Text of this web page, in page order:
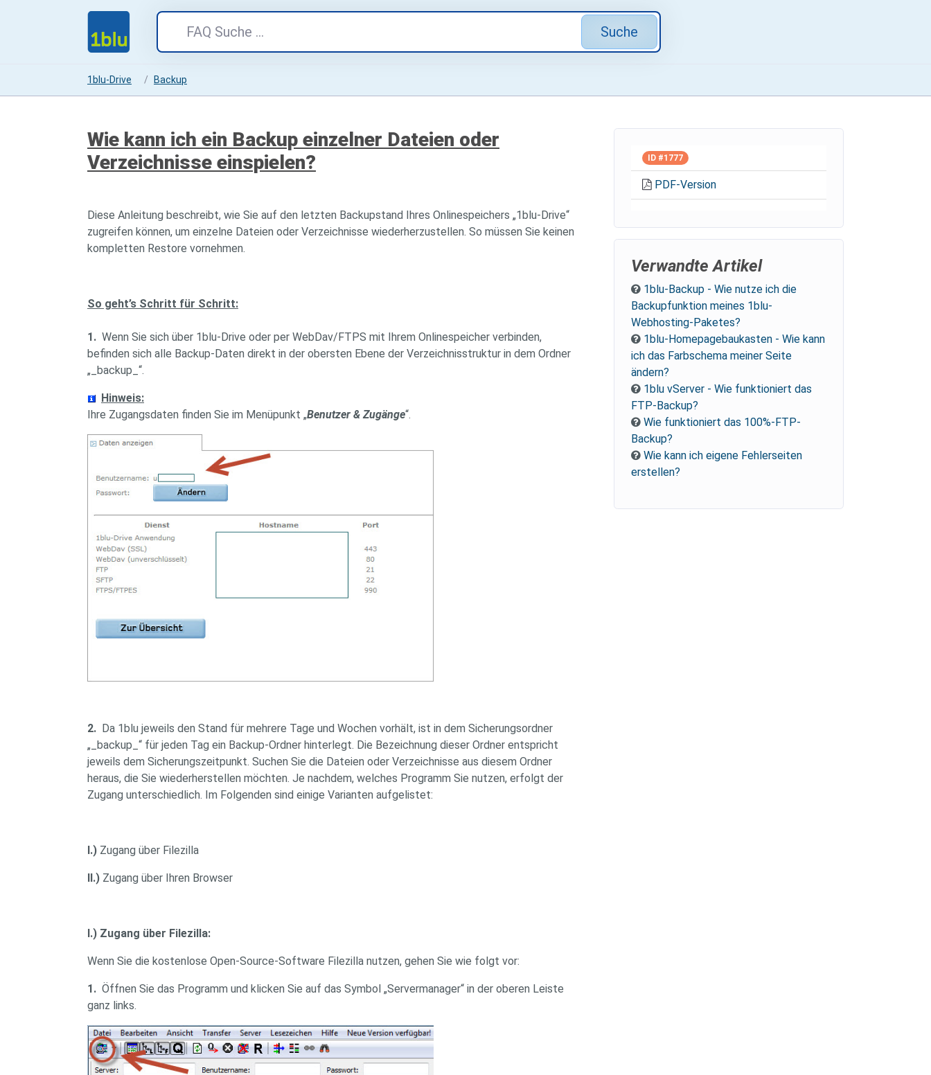
Suche
1blu-Drive Backup
Wie kann ich ein Backup einzelner Dateien oder
Verzeichnisse einspielen?
Diese Anleitung beschreibt, wie Sie auf den letzten Backupstand Ihres Onlinespeichers „1blu-Drive“
zugreifen können, um einzelne Dateien oder Verzeichnisse wiederherzustellen. So müssen Sie keinen
kompletten Restore vornehmen.
So geht’s Schritt für Schritt:
1. Wenn Sie sich über 1blu-Drive oder per WebDav/FTPS mit Ihrem Onlinespeicher verbinden,
befinden sich alle Backup-Daten direkt in der obersten Ebene der Verzeichnisstruktur in dem Ordner
„_backup_“.
Hinweis:
Ihre Zugangsdaten finden Sie im Menüpunkt „Benutzer & Zugänge“.
2. Da 1blu jeweils den Stand für mehrere Tage und Wochen vorhält, ist in dem Sicherungsordner
„_backup_“ für jeden Tag ein Backup-Ordner hinterlegt. Die Bezeichnung dieser Ordner entspricht
jeweils dem Sicherungszeitpunkt. Suchen Sie die Dateien oder Verzeichnisse aus diesem Ordner
heraus, die Sie wiederherstellen möchten. Je nachdem, welches Programm Sie nutzen, erfolgt der
Zugang unterschiedlich. Im Folgenden sind einige Varianten aufgelistet:
I.) Zugang über Filezilla
II.) Zugang über Ihren Browser
I.) Zugang über Filezilla:
Wenn Sie die kostenlose Open-Source-Software Filezilla nutzen, gehen Sie wie folgt vor:
1. Öffnen Sie das Programm und klicken Sie auf das Symbol „Servermanager“ in der oberen Leiste
ganz links.
ID #1777
PDF-Version
Verwandte Artikel
1blu-Backup - Wie nutze ich die
Backupfunktion meines 1blu-
Webhosting-Paketes?
1blu-Homepagebaukasten - Wie kann
ich das Farbschema meiner Seite
ändern?
1blu vServer - Wie funktioniert das
FTP-Backup?
Wie funktioniert das 100%-FTP-
Backup?
Wie kann ich eigene Fehlerseiten
erstellen?